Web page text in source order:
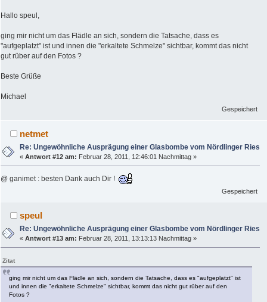
Hallo speul,
ging mir nicht um das Flädle an sich, sondern die Tatsache, dass es
"aufgeplatzt" ist und innen die "erkaltete Schmelze" sichtbar, kommt das nicht
gut rüber auf den Fotos ?
Beste Grüße
Michael
Gespeichert
netmet
Re: Ungewöhnliche Ausprägung einer Glasbombe vom Nördlinger Ries
«Antwort #12 am: Februar 28, 2011, 12:46:01 Nachmittag »
@ ganimet : besten Dank auch Dir !
Gespeichert
speul
Re: Ungewöhnliche Ausprägung einer Glasbombe vom Nördlinger Ries
«Antwort #13 am: Februar 28, 2011, 13:13:13 Nachmittag »
Zitat
ging mir nicht um das Flädle an sich, sondern die Tatsache, dass es "aufgeplatzt" ist
und innen die "erkaltete Schmelze" sichtbar, kommt das nicht gut rüber auf den
Fotos ?